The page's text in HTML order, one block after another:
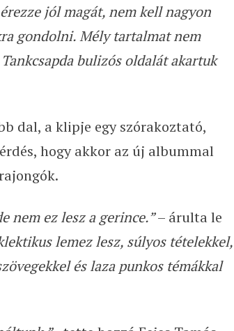
jól magát, nem kell nagyon
gondolni. Mély tartalmat nem
bulizós oldalát akartuk
dal, a klipje egy szórakoztató,
hogy akkor az új albummal
nem ez lesz a gerince.”– árulta le
lemez lesz, súlyos tételekkel,
és laza punkos témákkal